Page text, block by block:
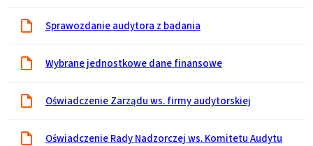
Sprawozdanie audytora z badania
Wybrane jednostkowe dane finansowe
Oświadczenie Zarządu ws. firmy audytorskiej
Oświadczenie Rady Nadzorczej ws. Komitetu Audytu